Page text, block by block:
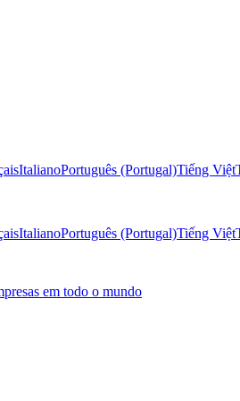
ItalianoPortuguês (Portugal)Tiếng Việt
ItalianoPortuguês (Portugal)Tiếng Việt
em todo o mundo